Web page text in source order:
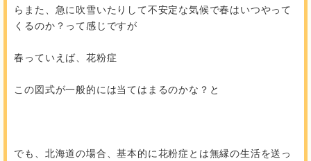
らまた、急に吹雪いたりして不安定な気候で春はいつやって
くるのか？って感じですが
春っていえば、花粉症
この図式が一般的には当てはまるのかな？と
でも、北海道の場合、基本的に花粉症とは無縁の生活を送っ